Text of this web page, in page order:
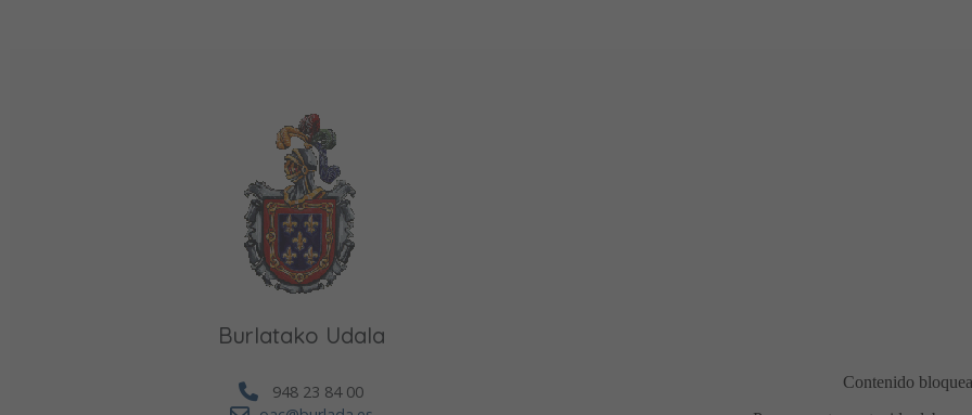
Burlatako Udala
948 23 84 00